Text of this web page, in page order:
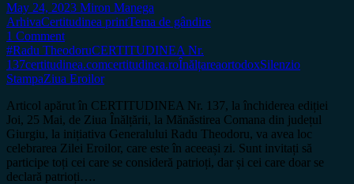
May 24, 2023 Miron Manega
ArhivaCertitudinea printTema de gândire
1 Comment
#Radu TheodoruCERTITUDINEA Nr.
137certitudinea.comcertitudinea.roÎnălțareaortodoxSilenzio
StampaZiua Eroilor
Articol apărut în CERTITUDINEA Nr. 137, la închiderea ediției
Joi, 25 Mai, de Ziua Înălțării, la Mănăstirea Comana din județul
Giurgiu, la inițiativa Generalului Radu Theodoru, va avea loc
celebrarea Zilei Eroilor, care este în aceeași zi. Sunt invitați să
participe toți cei care se consideră patrioți, dar și cei care doar se
declară patrioți….